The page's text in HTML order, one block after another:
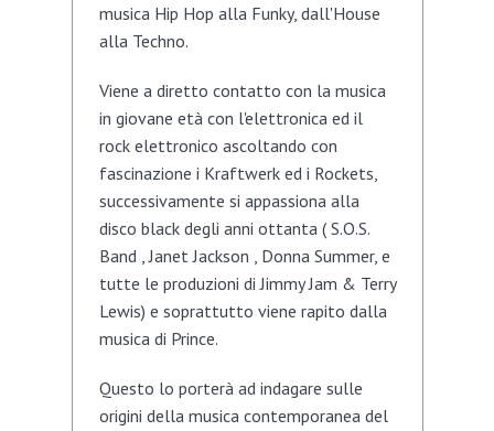
musica Hip Hop alla Funky, dall'House
alla Techno.
Viene a diretto contatto con la musica
in giovane età con l'elettronica ed il
rock elettronico ascoltando con
fascinazione i Kraftwerk ed i Rockets,
successivamente si appassiona alla
disco black degli anni ottanta ( S.O.S.
Band , Janet Jackson , Donna Summer, e
tutte le produzioni di Jimmy Jam & Terry
Lewis) e soprattutto viene rapito dalla
musica di Prince.
Questo lo porterà ad indagare sulle
origini della musica contemporanea del